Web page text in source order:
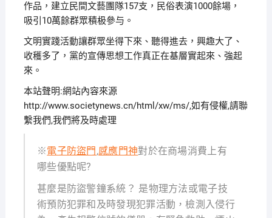
作品，建立民間文藝團隊157支，民俗表演1000餘場，
吸引10萬餘群眾積极參与。
文明實踐活動讓群眾坐得下來、聽得進去，興趣大了、
收穫多了，黨的宣傳思想工作真正在基層實起來、強起
來。
本站聲明:網站內容來源
http://www.societynews.cn/html/xw/ms/,如有侵權,請聯
繫我們,我們將及時處理
※電子防盜門 ,感應門神對於在商場消費上有
哪些優點呢?
甚麼是防盜警鐘系統？ 是物理方法或電子技
術預防犯罪和及時發現犯罪活動，檢測入侵行